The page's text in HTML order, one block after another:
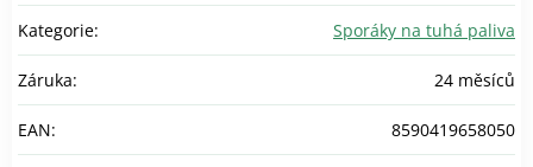
Kategorie: Sporáky na tuhá paliva
Záruka: 24 měsíců
EAN: 8590419658050